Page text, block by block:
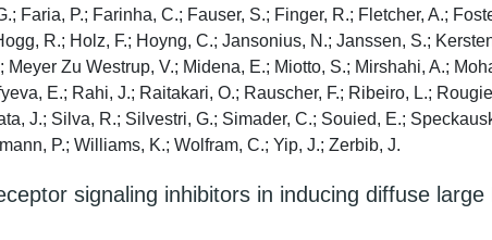
P.; Farinha, C.; Fauser, S.; Finger, R.; Fletcher, A.;
R.; Holz, F.; Hoyng, C.; Jansonius, N.; Janssen, S.;
Zu Westrup, V.; Midena, E.; Miotto, S.; Mirshahi, A.;
E.; Rahi, J.; Raitakari, O.; Rauscher, F.; Ribeiro, L.;
J.; Silva, R.; Silvestri, G.; Simader, C.; Souied, E.;
P.; Williams, K.; Wolfram, C.; Yip, J.; Zerbib, J.
signaling inhibitors in inducing diffuse